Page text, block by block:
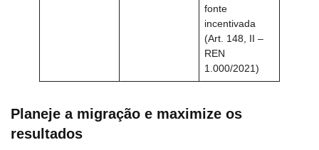
fonte
incentivada
(Art. 148, II –
REN
1.000/2021)
Planeje a migração e maximize os
resultados